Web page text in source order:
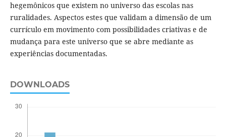
hegemônicos que existem no universo das escolas nas
ruralidades. Aspectos estes que validam a dimensão de um
currículo em movimento com possibilidades criativas e de
mudança para este universo que se abre mediante as
experiências documentadas.
DOWNLOADS